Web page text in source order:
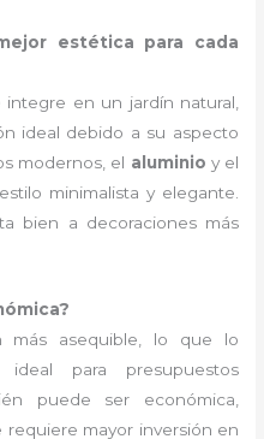
estética para cada
en un jardín natural,
ideal debido a su aspecto
modernos, el aluminio y el
minimalista y elegante.
bien a decoraciones más
asequible, lo que lo
para presupuestos
puede ser económica,
mayor inversión en